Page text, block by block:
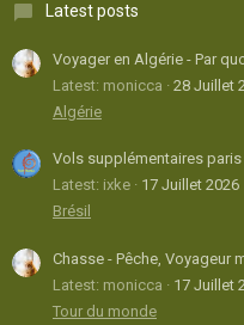
Latest posts
Voyager en Algérie - Par
Latest: monicca
28 Juillet
Algérie
Vols supplémentaires
Latest: ixke
17 Juillet 2026
Brésil
Chasse - Pêche, Voyageur
Latest: monicca
17 Juillet
Tour du monde